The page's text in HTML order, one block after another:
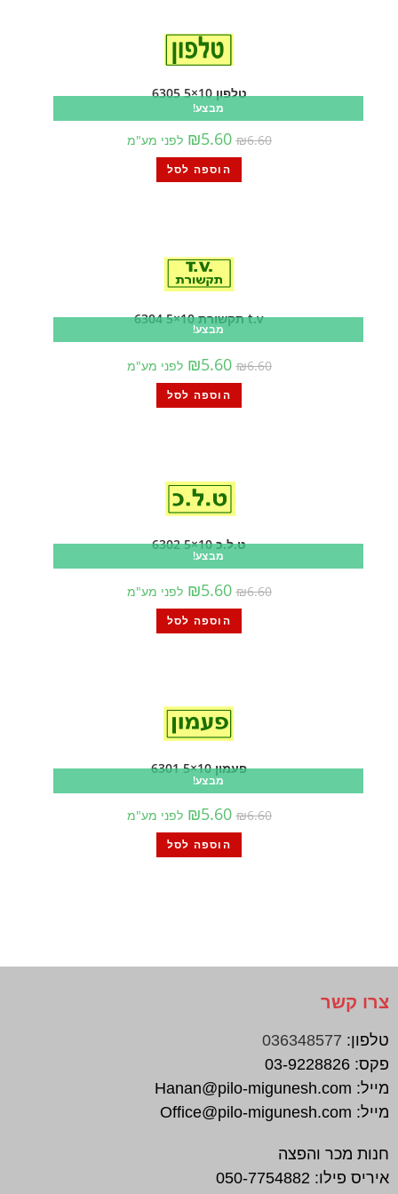
מבצע!
טלפון 10×5 6305
₪6.60
₪5.60 לפני מע"מ
הוספה לסל
מבצע!
t.v תקשורת 10×5 6304
₪6.60
₪5.60 לפני מע"מ
הוספה לסל
מבצע!
ט.ל.כ 10×5 6302
₪6.60
₪5.60 לפני מע"מ
הוספה לסל
מבצע!
פעמון 10×5 6301
₪6.60
₪5.60 לפני מע"מ
הוספה לסל
צרו קשר
טלפון: 036348577
פקס: 03-9228826
מייל: Hanan@pilo-migunesh.com
מייל: Office@pilo-migunesh.com
חנות מכר והפצה
איריס פילו: 050-7754882